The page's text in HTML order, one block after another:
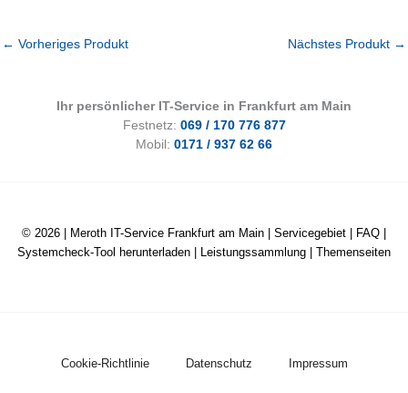
← Vorheriges Produkt Nächstes Produkt →
Ihr persönlicher IT-Service in Frankfurt am Main
Festnetz: 069 / 170 776 877
Mobil: 0171 / 937 62 66
© 2026 | Meroth IT-Service Frankfurt am Main Servicegebiet FAQ
Systemcheck-Tool herunterladen
Leistungssammlung Themenseiten
Cookie-Richtlinie Datenschutz Impressum